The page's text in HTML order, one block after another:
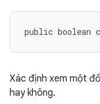
public boolean
Xác định xem một
hay không.